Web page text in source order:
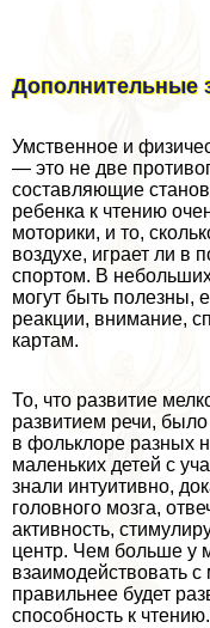
Дополнительные
Умственное и
— это не две
составляющие
ребенка к чтению
моторики, и то,
воздухе, играет ли в
спортом. В
могут быть полезны,
реакции, внимание,
картам.
То, что развитие
развитием речи,
в фольклоре разных
маленьких детей с
знали интуитивно,
головного мозга,
активность,
центр. Чем больше у
взаимодействовать
правильнее будет
способность к чтению.